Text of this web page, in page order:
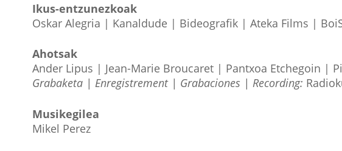
Ikus-entzunezkoak
Oskar Alegria | Kanaldude | Bideografik | Ateka Films |
Ahotsak
Ander Lipus | Jean-Marie Broucaret | Pantxoa Etchegoin |
Grabaketa | Enregistrement | Grabaciones | Recording:
Musikegilea
Mikel Perez